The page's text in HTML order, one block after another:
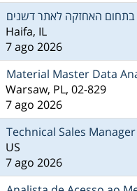
בתחום האחזקה לאתר דשנים
Haifa, IL
7 ago 2026
Material Master Data
Warsaw, PL, 02-829
7 ago 2026
Technical Sales
US
7 ago 2026